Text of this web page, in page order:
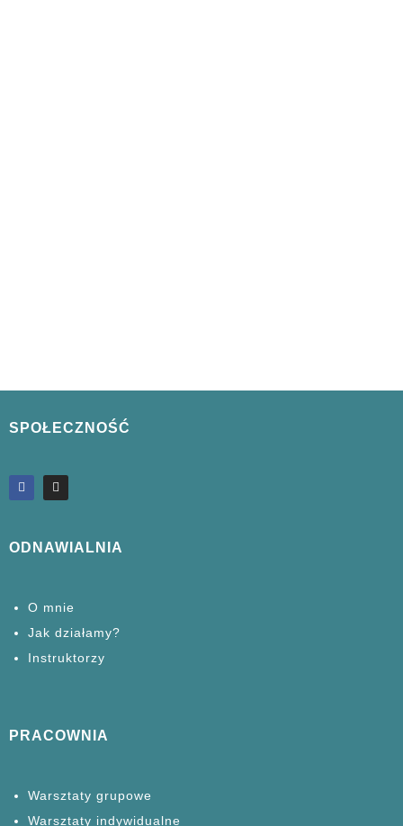
SPOŁECZNOŚĆ
ODNAWIALNIA
O mnie
Jak działamy?
Instruktorzy
PRACOWNIA
Warsztaty grupowe
Warsztaty indywidualne